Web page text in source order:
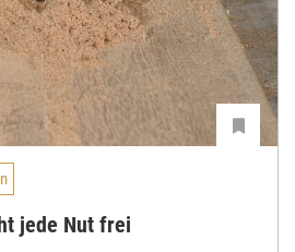
jede Nut frei